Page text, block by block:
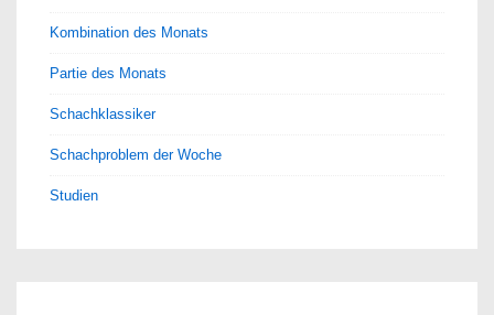
Kombination des Monats
Partie des Monats
Schachklassiker
Schachproblem der Woche
Studien